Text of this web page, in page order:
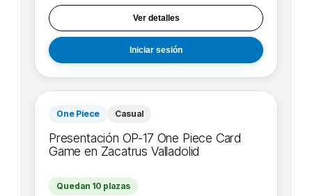
Ver detalles
Iniciar sesión
One Piece Casual
Presentación OP-17 One Piece Card
Game en Zacatrus Valladolid
Quedan 10 plazas